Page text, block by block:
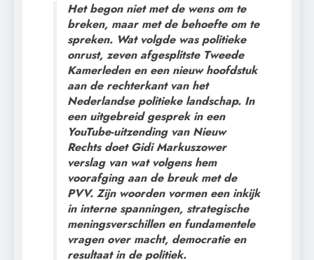
Het begon niet met de wens om te
breken, maar met de behoefte om te
spreken. Wat volgde was politieke
onrust, zeven afgesplitste Tweede
Kamerleden en een nieuw hoofdstuk
aan de rechterkant van het
Nederlandse politieke landschap. In
een uitgebreid gesprek in een
YouTube-uitzending van Nieuw
Rechts doet Gidi Markuszower
verslag van wat volgens hem
voorafging aan de breuk met de
PVV. Zijn woorden vormen een inkijk
in interne spanningen, strategische
meningsverschillen en fundamentele
vragen over macht, democratie en
resultaat in de politiek.